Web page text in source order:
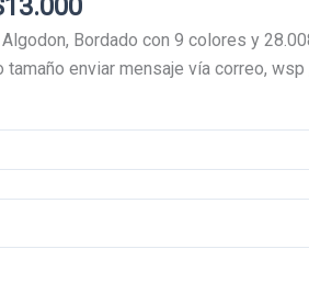
13.000
precio
actual
Bordado con 9 colores y
enviar mensaje vía correo, wsp